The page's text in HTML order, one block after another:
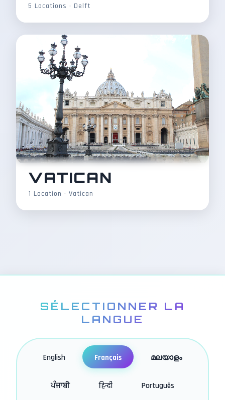
5 Locations • Delft
VATICAN
1 Location • Vatican
SÉLECTIONNER LA
LANGUE
English Français മലയാളം
ਪੰਜਾਬੀ हिन्दी Português